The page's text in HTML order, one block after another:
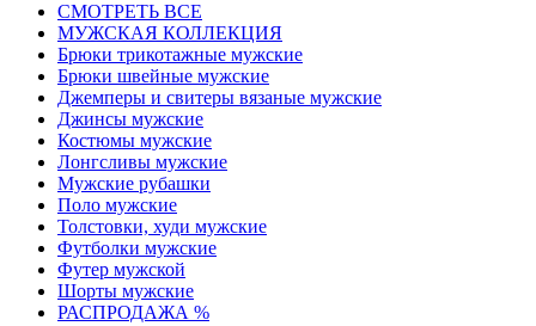
СМОТРЕТЬ ВСЕ
МУЖСКАЯ КОЛЛЕКЦИЯ
Брюки трикотажные мужские
Брюки швейные мужские
Джемперы и свитеры вязаные мужские
Джинсы мужские
Костюмы мужские
Лонгсливы мужские
Мужские рубашки
Поло мужские
Толстовки, худи мужские
Футболки мужские
Футер мужской
Шорты мужские
РАСПРОДАЖА %